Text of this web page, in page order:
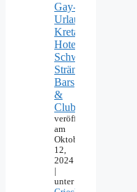
Gay-
Urlaub
Kreta:
Hotels,
Schwule
Strände,
Bars
&
Clubs
veröffentlicht
am
Oktober
12,
2024
unter